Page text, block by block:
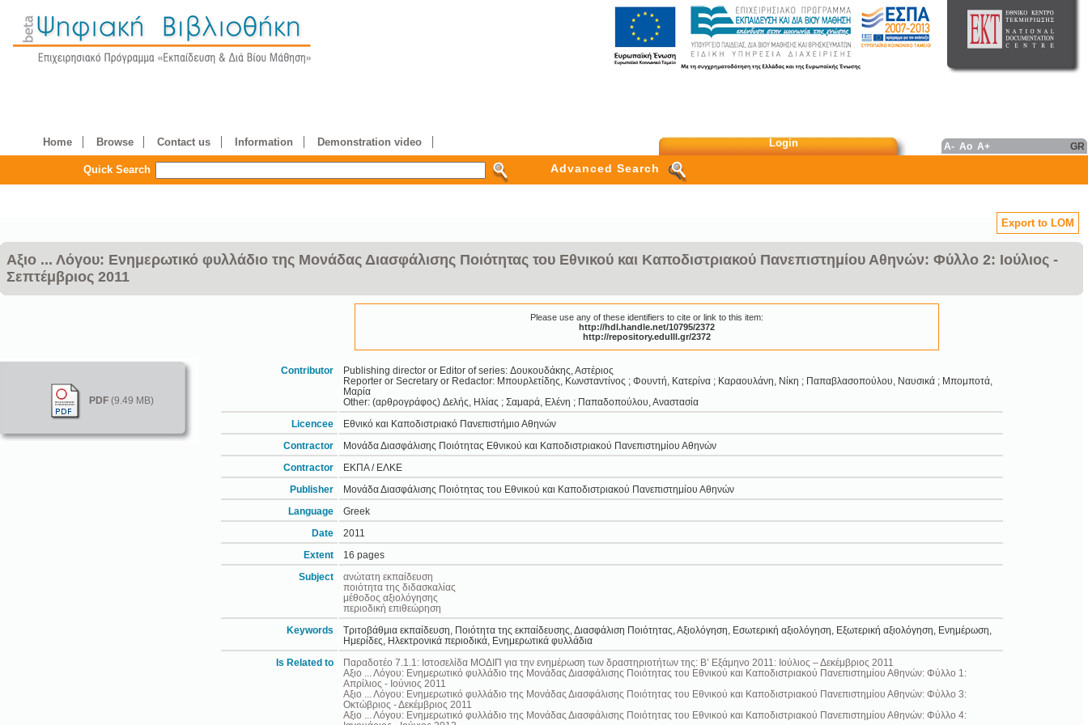
Home Browse Contact us Information Demonstration video Login A- Ao A+ GR
Quick Search Advanced Search
Export to LOM
Αξιο ... Λόγου: Ενημερωτικό φυλλάδιο της Μονάδας Διασφάλισης Ποιότητας του Εθνικού και Καποδιστριακού Πανεπιστημίου Αθηνών: Φύλλο 2: Ιούλιος -
Σεπτέμβριος 2011
Please use any of these identifiers to cite or link to this item:
http://hdl.handle.net/10795/2372
http://repository.edulll.gr/2372
PDF(9.49 MB)
Contributor
Publishing director or Editor of series: Δουκουδάκης, Αστέριος
Reporter or Secretary or Redactor: Μπουρλετίδης, Κωνσταντίνος ; Φουντή, Κατερίνα ; Καραουλάνη, Νίκη ; Παπαβλασοπούλου, Ναυσικά ; Μπομποτά,
Μαρία
Other: (αρθρογράφος) Δελής, Ηλίας ; Σαμαρά, Ελένη ; Παπαδοπούλου, Αναστασία
Licencee Εθνικό και Καποδιστριακό Πανεπιστήμιο Αθηνών
Contractor Μονάδα Διασφάλισης Ποιότητας Εθνικού και Καποδιστριακού Πανεπιστημίου Αθηνών
Contractor ΕΚΠΑ / ΕΛΚΕ
Publisher Μονάδα Διασφάλισης Ποιότητας του Εθνικού και Καποδιστριακού Πανεπιστημίου Αθηνών
Language Greek
Date 2011
Extent 16 pages
Subject
ανώτατη εκπαίδευση
ποιότητα της διδασκαλίας
μέθοδος αξιολόγησης
περιοδική επιθεώρηση
Keywords
Τριτοβάθμια εκπαίδευση, Ποιότητα της εκπαίδευσης, Διασφάλιση Ποιότητας, Αξιολόγηση, Εσωτερική αξιολόγηση, Εξωτερική αξιολόγηση, Ενημέρωση,
Ημερίδες, Ηλεκτρονικά περιοδικά, Ενημερωτικά φυλλάδια
Is Related to
Παραδοτέο 7.1.1: Ιστοσελίδα ΜΟΔΙΠ για την ενημέρωση των δραστηριοτήτων της: B’ Εξάμηνο 2011: Ιούλιος – Δεκέμβριος 2011
Αξιο ... Λόγου: Ενημερωτικό φυλλάδιο της Μονάδας Διασφάλισης Ποιότητας του Εθνικού και Καποδιστριακού Πανεπιστημίου Αθηνών: Φύλλο 1:
Απρίλιος - Ιούνιος 2011
Αξιο ... Λόγου: Ενημερωτικό φυλλάδιο της Μονάδας Διασφάλισης Ποιότητας του Εθνικού και Καποδιστριακού Πανεπιστημίου Αθηνών: Φύλλο 3:
Οκτώβριος - Δεκέμβριος 2011
Αξιο ... Λόγου: Ενημερωτικό φυλλάδιο της Μονάδας Διασφάλισης Ποιότητας του Εθνικού και Καποδιστριακού Πανεπιστημίου Αθηνών: Φύλλο 4: